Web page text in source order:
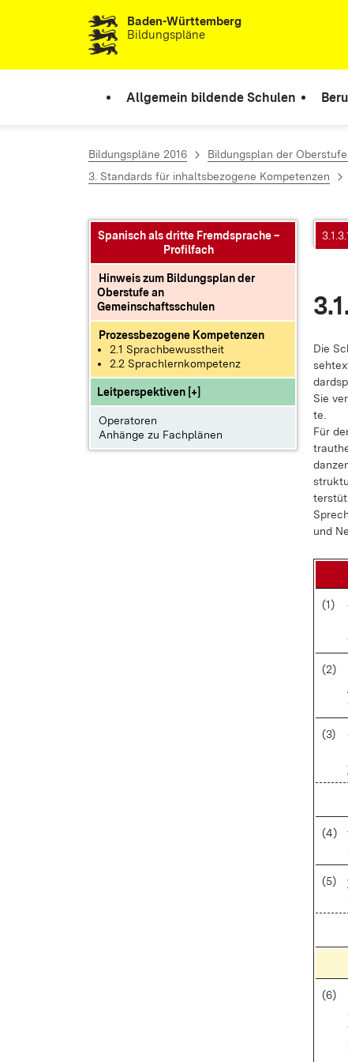
Zum Inhalt springenBaden-Württemberg
Bildungspläne
Allgemein bildende Schulen
Bildungspläne 2016 Bildungsplan der
3. Standards für inhaltsbezogene Kompetenzen
Spanisch als dritte Fremdsprache –
Profilfach
Hinweis zum Bildungsplan der
Oberstufe an
Gemeinschaftsschulen
Prozessbezogene Kompetenzen
2.1 Sprachbewusstheit
2.2 Sprachlernkompetenz
Leitperspektiven [+]
Operatoren
Anhänge zu Fachplänen
Die
Sie
te.
Für
und
(1)
(2)
(3)
(4)
(5)
(6)